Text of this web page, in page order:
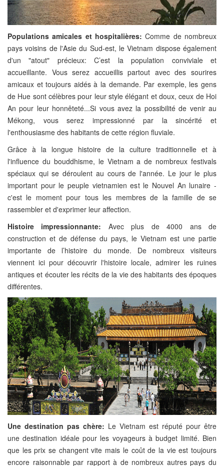
Populations amicales et hospitalières: Comme de nombreux
pays voisins de l'Asie du Sud-est, le Vietnam dispose également
d'un "atout" précieux: C’est la population conviviale et
accueillante. Vous serez accueillis partout avec des sourires
amicaux et toujours aidés à la demande. Par exemple, les gens
de Hue sont célèbres pour leur style élégant et doux, ceux de Hoi
An pour leur honnêteté...Si vous avez la possibilité de venir au
Mékong, vous serez impressionné par la sincérité et
l'enthousiasme des habitants de cette région fluviale.
Grâce à la longue histoire de la culture traditionnelle et à
l'influence du bouddhisme, le Vietnam a de nombreux festivals
spéciaux qui se déroulent au cours de l'année. Le jour le plus
important pour le peuple vietnamien est le Nouvel An lunaire -
c'est le moment pour tous les membres de la famille de se
rassembler et d'exprimer leur affection.
Histoire impressionnante: Avec plus de 4000 ans de
construction et de défense du pays, le Vietnam est une partie
importante de l’histoire du monde. De nombreux visiteurs
viennent ici pour découvrir l'histoire locale, admirer les ruines
antiques et écouter les récits de la vie des habitants des époques
différentes.
Une destination pas chère: Le Vietnam est réputé pour être
une destination idéale pour les voyageurs à budget limité. Bien
que les prix se changent vite mais le coût de la vie est toujours
encore raisonnable par rapport à de nombreux autres pays du